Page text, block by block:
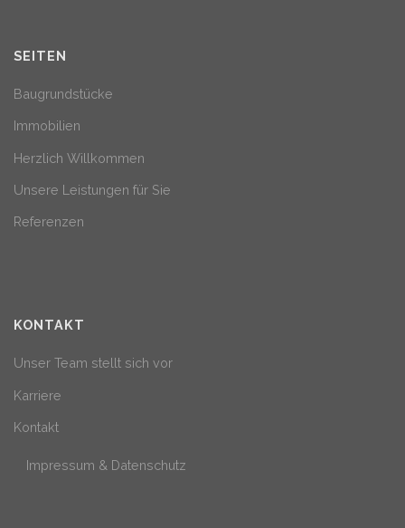
SEITEN
Baugrundstücke
Immobilien
Herzlich Willkommen
Unsere Leistungen für Sie
Referenzen
KONTAKT
Unser Team stellt sich vor
Karriere
Kontakt
Impressum & Datenschutz